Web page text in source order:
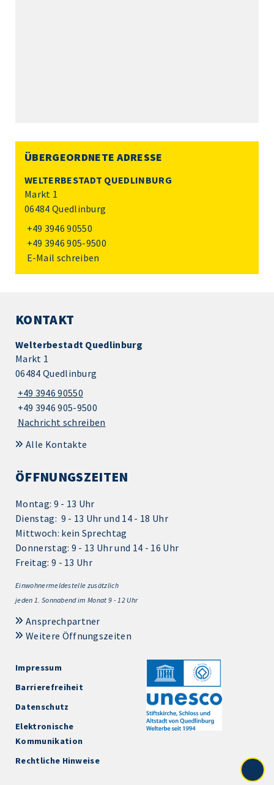
ÜBERGEORDNETE ADRESSE
WELTERBESTADT QUEDLINBURG
Markt 1
06484 Quedlinburg
+49 3946 90550
+49 3946 905-9500
E-Mail schreiben
KONTAKT
Welterbestadt Quedlinburg
Markt 1
06484 Quedlinburg
+49 3946 90550
+49 3946 905-9500
Nachricht schreiben
Alle Kontakte
ÖFFNUNGSZEITEN
Montag: 9 - 13 Uhr
Dienstag: 9 - 13 Uhr und 14 - 18 Uhr
Mittwoch: kein Sprechtag
Donnerstag: 9 - 13 Uhr und 14 - 16 Uhr
Freitag: 9 - 13 Uhr
Einwohnermeldestelle zusätzlich
jeden 1. Sonnabend im Monat 9 - 12 Uhr
Ansprechpartner
Weitere Öffnungszeiten
Impressum
Barrierefreiheit
Datenschutz
Elektronische
Kommunikation
Rechtliche Hinweise